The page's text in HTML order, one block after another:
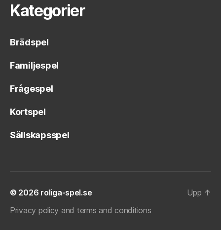
Kategorier
Brädspel
Familjespel
Frågespel
Kortspel
Sällskapsspel
© 2026 roliga-spel.se
Privacy policy and terms and conditions
Upp ↑